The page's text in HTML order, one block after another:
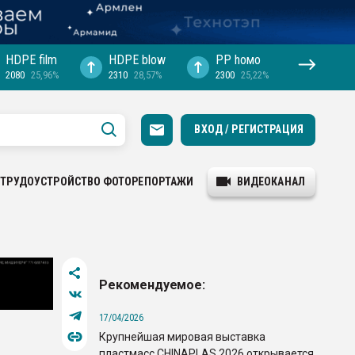
HDPE film
2080 25,96%
HDPE blow
2310 28,57%
PP hомо
2300 25,22%
ВХОД / РЕГИСТРАЦИЯ
ТРУДОУСТРОЙСТВО ФОТОРЕПОРТАЖИ ВИДЕОКАНАЛ
Рекомендуемое:
17/04/2026
Крупнейшая мировая выставка